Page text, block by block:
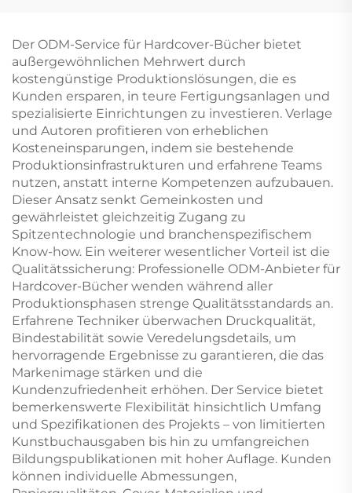
Buchdruck mit
lackierten Kanten
Hardcover-Fotoalbum
mit goldenen Kanten
individueller Druck
Verpackungsdruck für
Erwachsene und
Paare
Der ODM-Service für Hardcover-Bücher bietet
außergewöhnlichen Mehrwert durch
kostengünstige Produktionslösungen, die es
Kunden ersparen, in teure Fertigungsanlagen und
spezialisierte Einrichtungen zu investieren. Verlage
und Autoren profitieren von erheblichen
Kosteneinsparungen, indem sie bestehende
Produktionsinfrastrukturen und erfahrene Teams
nutzen, anstatt interne Kompetenzen aufzubauen.
Dieser Ansatz senkt Gemeinkosten und
gewährleistet gleichzeitig Zugang zu
Spitzentechnologie und branchenspezifischem
Know-how. Ein weiterer wesentlicher Vorteil ist die
Qualitätssicherung: Professionelle ODM-Anbieter für
Hardcover-Bücher wenden während aller
Produktionsphasen strenge Qualitätsstandards an.
Erfahrene Techniker überwachen Druckqualität,
Bindestabilität sowie Veredelungsdetails, um
hervorragende Ergebnisse zu garantieren, die das
Markenimage stärken und die
Kundenzufriedenheit erhöhen. Der Service bietet
bemerkenswerte Flexibilität hinsichtlich Umfang
und Spezifikationen des Projekts – von limitierten
Kunstbuchausgaben bis hin zu umfangreichen
Bildungspublikationen mit hoher Auflage. Kunden
können individuelle Abmessungen,